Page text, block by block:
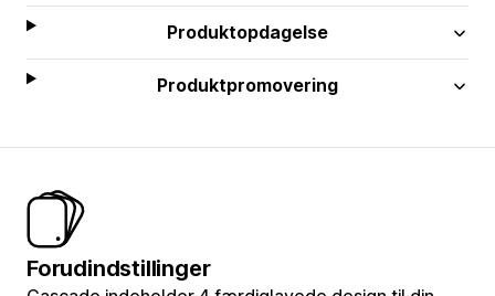
Produktopdagelse
Produktpromovering
Forudindstillinger